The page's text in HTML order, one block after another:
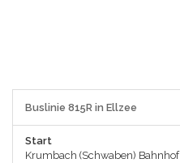
Buslinie 815R in Ellzee
Start
Krumbach (Schwaben) Bahnhof